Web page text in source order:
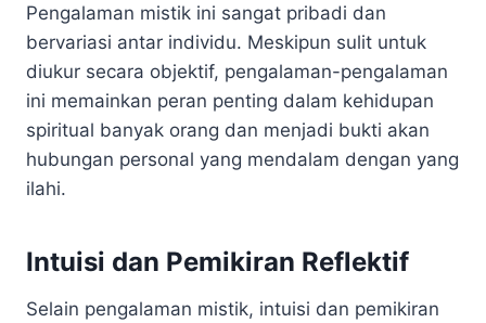
Pengalaman mistik ini sangat pribadi dan
bervariasi antar individu. Meskipun sulit untuk
diukur secara objektif, pengalaman-pengalaman
ini memainkan peran penting dalam kehidupan
spiritual banyak orang dan menjadi bukti akan
hubungan personal yang mendalam dengan yang
ilahi.
Intuisi dan Pemikiran Reflektif
Selain pengalaman mistik, intuisi dan pemikiran